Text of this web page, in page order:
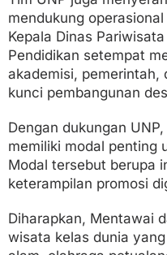
mendukung
Kepala Dinas
Pendidikan setempat
akademisi, pemerintah,
kunci pembangunan
Dengan dukungan
memiliki modal penting
Modal tersebut berupa
keterampilan promosi
Diharapkan, Mentawai
wisata kelas dunia